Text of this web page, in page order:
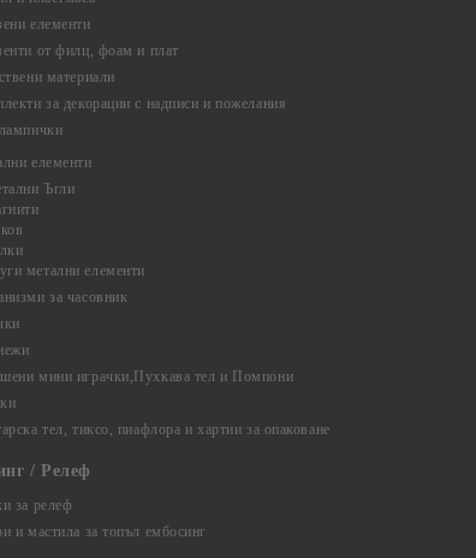
елементи
от филц, фоам и плат
материали
за декорации с надписи и пожелания
елементи
Ъгли
метални елементи
за часовник
мини играчки,Пухкава тел и Помпони
тел, тиксо, пиафлора и хартии за опаковане
/ Релеф
за релеф
и мастила за топъл ембосинг